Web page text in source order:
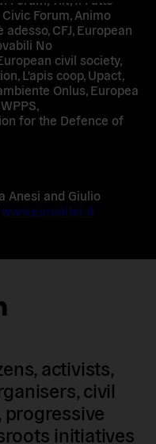
Forum, Animo
adesso, CFJ, European
No
civil society,
, L'apis coop, Upact,
Onlus, Europea
WPPS,
for the Defence of
Anesi and Giulio
www.euroalter.it
activists,
civil
initiatives